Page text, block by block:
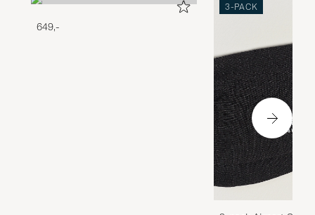
649,-
3-PACK